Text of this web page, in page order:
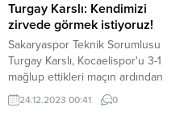
Turgay Karslı: Kendimizi
zirvede görmek istiyoruz!
Sakaryaspor Teknik Sorumlusu
Turgay Karslı, Kocaelispor'u 3-1
mağlup ettikleri maçın ardından
açıklamalarda bulundu.
24.12.2023 00:41 0